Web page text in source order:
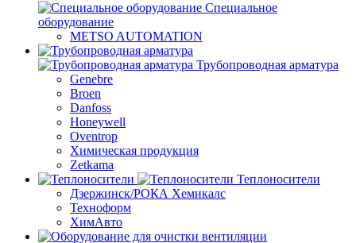
Специальное
оборудование
METSO AUTOMATION
Трубопроводная арматура
Genebre
Broen
Danfoss
Honeywell
Oventrop
Химическая продукция
Zetkama
Теплоносители
Дзержинск/РОКА Хемикалс
Техноформ
ХимАвто